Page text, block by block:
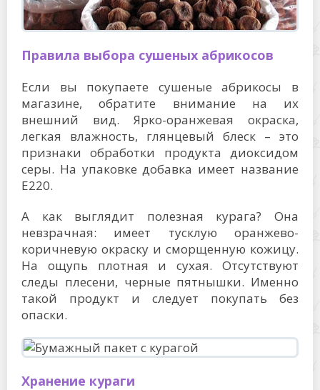
Правила выбора сушеных абрикосов
Если вы покупаете сушеные абрикосы в
магазине, обратите внимание на их
внешний вид. Ярко-оранжевая окраска,
легкая влажность, глянцевый блеск – это
признаки обработки продукта диоксидом
серы. На упаковке добавка имеет название
Е220.
А как выглядит полезная курага? Она
невзрачная: имеет тусклую оранжево-
коричневую окраску и сморщенную кожицу.
На ощупь плотная и сухая. Отсутствуют
следы плесени, черные пятнышки. Именно
такой продукт и следует покупать без
опаски.
Хранение кураги